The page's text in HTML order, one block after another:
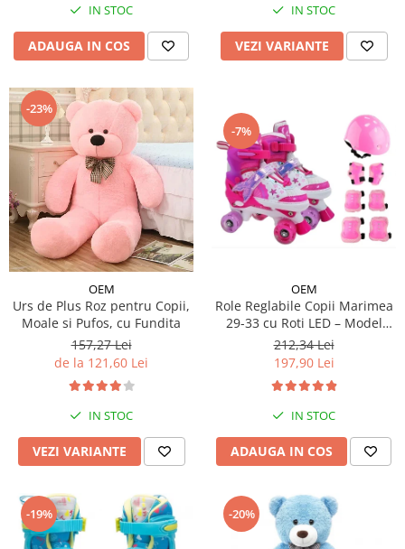
IN STOC
ADAUGA IN COS
IN STOC
VEZI VARIANTE
-23%
OEM
Urs de Plus Roz pentru Copii,
Moale si Pufos, cu Fundita
157,27 Lei
de la 121,60 Lei
IN STOC
VEZI VARIANTE
-7%
OEM
Role Reglabile Copii Marimea
29-33 cu Roti LED – Model
Sirena, SET PROTECTIE
INCLUS
212,34 Lei
197,90 Lei
IN STOC
ADAUGA IN COS
-19% -20%